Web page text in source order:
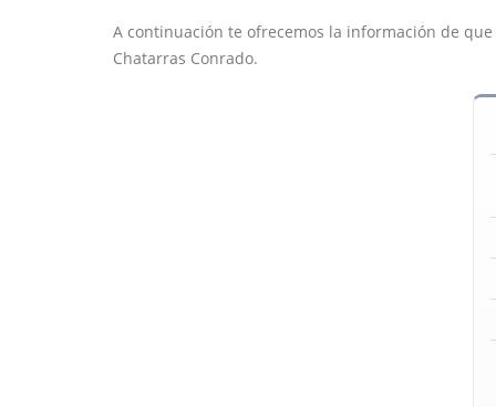
A continuación te ofrecemos la información de
Chatarras Conrado.